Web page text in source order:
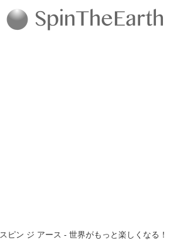
スピン ジ アース - 世界がもっと楽しくなる！